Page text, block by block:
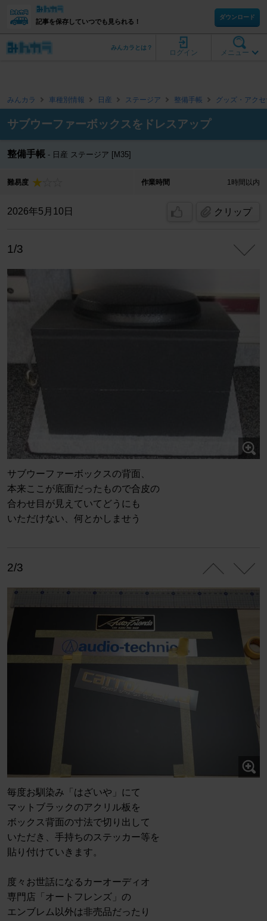
記事を保存していつでも見られる！
ダウンロード
メニュー
ログイン
みんカラとは？
みんカラ 車種別情報 日産 ステージア 整備手帳 グッズ・アク
サブウーファーボックスをドレスアップ
整備手帳 日産 ステージア [M35]
難易度 作業時間 1時間以内
2026年5月10日 クリップ
1/3
サブウーファーボックスの背面、
本来ここが底面だったもので合皮の
合わせ目が見えていてどうにも
いただけない、何とかしませう
2/3
毎度お馴染み「はざいや」にて
マットブラックのアクリル板を
ボックス背面の寸法で切り出して
いただき、手持ちのステッカー等を
貼り付けていきます。
度々お世話になるカーオーディオ
専門店「オートフレンズ」の
エンブレム以外は非売品だったり